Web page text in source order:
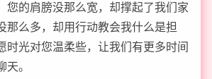
您的肩膀没那么宽，却撑起了我们家
那么多，却用行动教会我什么是担
时光对您温柔些，让我们有更多时间
天。